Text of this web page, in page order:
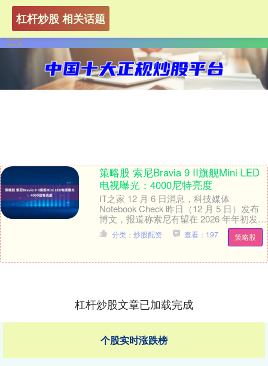
杠杆炒股 相关话题
策略股 索尼Bravia 9 II旗舰Mini LED
电视曝光：4000尼特亮度
IT之家 12 月 6 日消息，科技媒体
Notebook Check 昨日（12 月 5 日）发布
博文，报道称索尼有望在 2026 年年初发布
全新 Bravi....
策略股
分类：炒股配资 查看：197
杠杆炒股文章已加载完成
个股实时涨跌榜